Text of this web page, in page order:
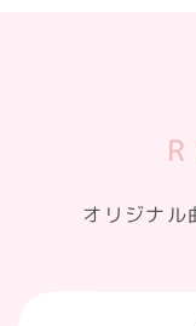
オリジナル